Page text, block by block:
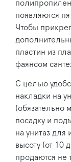
появляются
Чтобы
пластин из
фаянсом
С целью
накладки на
(обязательно
посадку и
на унитаз
высоту (от 10
продаются не